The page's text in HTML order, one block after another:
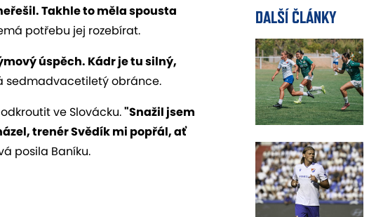
Takhle to měla spousta
potřebu jej rozebírat.
úspěch. Kádr je tu silný,
sedmadvacetiletý obránce.
ve Slovácku."Snažil jsem
trenér Svědík mi popřál, ať
posila Baníku.
DALŠÍ ČLÁNKY